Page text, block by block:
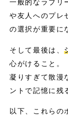
一般的なラブリ
や友人へのプレ
の選択が重要に
そして最後は、
心がけること。
凝りすぎて散漫
ントで記憶に残
以下、これらの